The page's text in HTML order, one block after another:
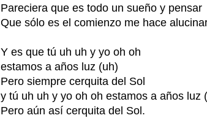
Pareciera que es todo un sueño y pensar
Que sólo es el comienzo me hace
Y es que tú uh uh y yo oh oh
estamos a años luz (uh)
Pero siempre cerquita del Sol
y tú uh uh y yo oh oh estamos a años luz
Pero aún así cerquita del Sol.